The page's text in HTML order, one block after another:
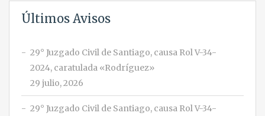
Últimos Avisos
29° Juzgado Civil de Santiago, causa Rol V-34-
2024, caratulada «Rodríguez»
29 julio, 2026
29° Juzgado Civil de Santiago, causa Rol V-34-